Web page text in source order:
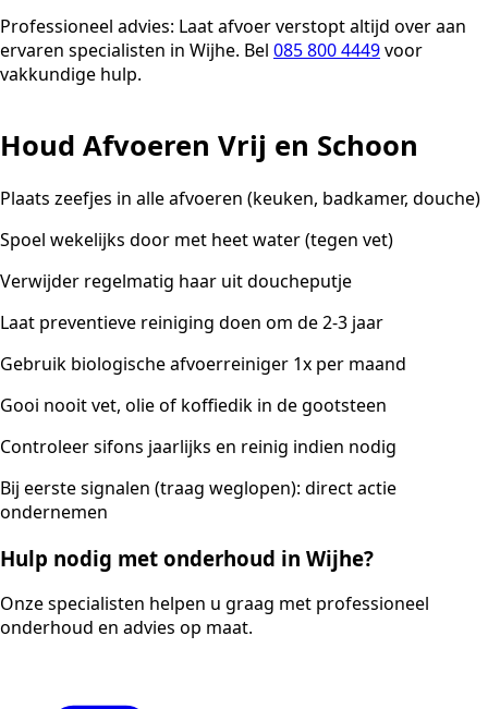
Professioneel advies: Laat afvoer verstopt altijd over aan
ervaren specialisten in Wijhe. Bel 085 800 4449voor
vakkundige hulp.
Houd Afvoeren Vrij en Schoon
Plaats zeefjes in alle afvoeren (keuken, badkamer, douche)
Spoel wekelijks door met heet water (tegen vet)
Verwijder regelmatig haar uit doucheputje
Laat preventieve reiniging doen om de 2-3 jaar
Gebruik biologische afvoerreiniger 1x per maand
Gooi nooit vet, olie of koffiedik in de gootsteen
Controleer sifons jaarlijks en reinig indien nodig
Bij eerste signalen (traag weglopen): direct actie
ondernemen
Hulp nodig met onderhoud in Wijhe?
Onze specialisten helpen u graag met professioneel
onderhoud en advies op maat.